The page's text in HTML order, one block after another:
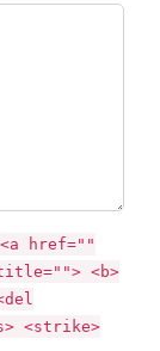
<a href=""
<b>
<strike>